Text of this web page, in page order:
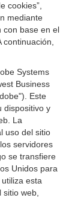
cookies”,
mediante
con base en el
Systems
Business
Este
dispositivo y
La
uso del sitio
servidores
se transfiere
Unidos para
esta
web,